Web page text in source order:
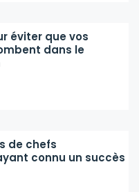
éviter que vos
dans le
de chefs
connu un succès